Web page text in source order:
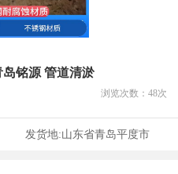
铭源 管道清淤
浏览次数： 48次
发货地:山东省青岛平度市